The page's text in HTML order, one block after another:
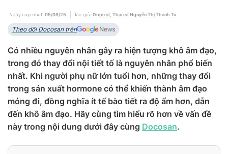
Ngày cập nhật: 05/09/25 Tác giả: Dược sĩ, Thạc sĩ Nguyễn Thị Thanh Tú
Theo dõi Docosan trên
Có nhiều nguyên nhân gây ra hiện tượng khô âm đạo,
trong đó thay đổi nội tiết tố là nguyên nhân phổ biến
nhất. Khi người phụ nữ lớn tuổi hơn, những thay đổi
trong sản xuất hormone có thể khiến thành âm đạo
mỏng đi, đồng nghĩa ít tế bào tiết ra độ ẩm hơn, dẫn
đến khô âm đạo. Hãy cùng tìm hiểu rõ hơn về vấn đề
này trong nội dung dưới đây cùng Docosan.